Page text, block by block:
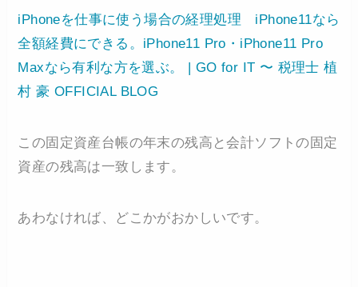
iPhoneを仕事に使う場合の経理処理 iPhone11なら
全額経費にできる。iPhone11 Pro・iPhone11 Pro
Maxなら有利な方を選ぶ。 | GO for IT 〜 税理士 植
村 豪 OFFICIAL BLOG
この固定資産台帳の年末の残高と会計ソフトの固定
資産の残高は一致します。
あわなければ、どこかがおかしいです。